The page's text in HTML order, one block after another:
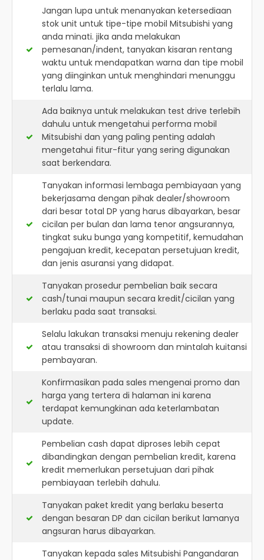
Jangan lupa untuk menanyakan ketersediaan
stok unit untuk tipe-tipe mobil Mitsubishi yang
anda minati. jika anda melakukan
pemesanan/indent, tanyakan kisaran rentang
waktu untuk mendapatkan warna dan tipe mobil
yang diinginkan untuk menghindari menunggu
terlalu lama.
Ada baiknya untuk melakukan test drive terlebih
dahulu untuk mengetahui performa mobil
Mitsubishi dan yang paling penting adalah
mengetahui fitur-fitur yang sering digunakan
saat berkendara.
Tanyakan informasi lembaga pembiayaan yang
bekerjasama dengan pihak dealer/showroom
dari besar total DP yang harus dibayarkan, besar
cicilan per bulan dan lama tenor angsurannya,
tingkat suku bunga yang kompetitif, kemudahan
pengajuan kredit, kecepatan persetujuan kredit,
dan jenis asuransi yang didapat.
Tanyakan prosedur pembelian baik secara
cash/tunai maupun secara kredit/cicilan yang
berlaku pada saat transaksi.
Selalu lakukan transaksi menuju rekening dealer
atau transaksi di showroom dan mintalah kuitansi
pembayaran.
Konfirmasikan pada sales mengenai promo dan
harga yang tertera di halaman ini karena
terdapat kemungkinan ada keterlambatan
update.
Pembelian cash dapat diproses lebih cepat
dibandingkan dengan pembelian kredit, karena
kredit memerlukan persetujuan dari pihak
pembiayaan terlebih dahulu.
Tanyakan paket kredit yang berlaku beserta
dengan besaran DP dan cicilan berikut lamanya
angsuran harus dibayarkan.
Tanyakan kepada sales Mitsubishi Pangandaran